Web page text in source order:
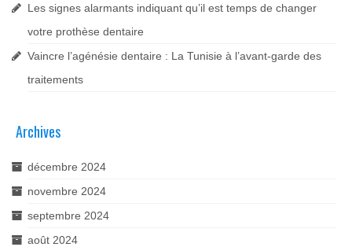
Les signes alarmants indiquant qu’il est temps de changer
votre prothèse dentaire
Vaincre l’agénésie dentaire : La Tunisie à l’avant-garde des
traitements
Archives
décembre 2024
novembre 2024
septembre 2024
août 2024